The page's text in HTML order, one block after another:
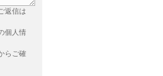
返信は
個人情
らご確